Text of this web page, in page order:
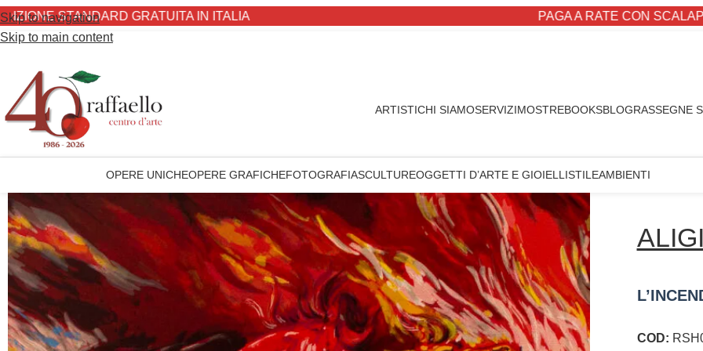
Skip to navigation
Skip to main content
STANDARD GRATUITA IN ITALIA PAGA A RATE CON SCALAPAY
ARTISTICHI SIAMOSERVIZIMOSTREBOOKSBLOGRASSEGNE
OPERE UNICHEOPERE GRAFICHEFOTOGRAFIASCULTUREOGGETTI D’ARTE E GIOIELLISTILEAMBIENTI
COD: